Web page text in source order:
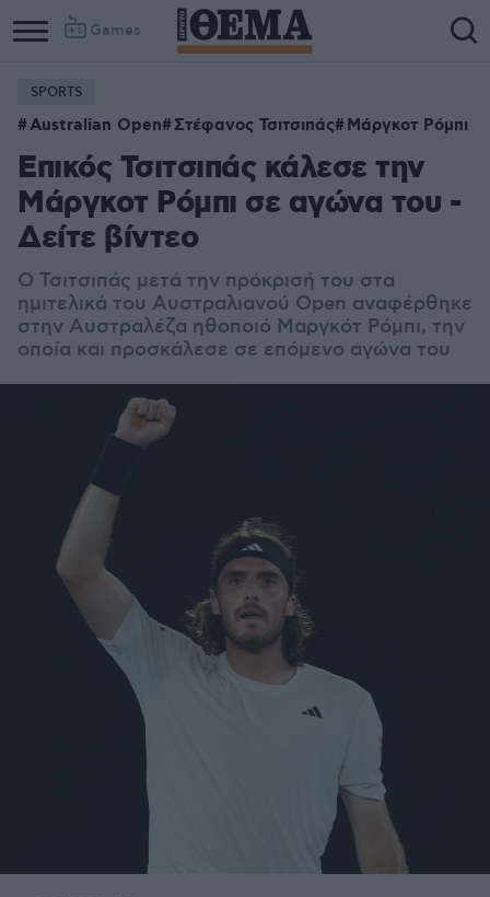
Games
SPORTS
Australian Open Στέφανος Τσιτσιπάς Μάργκοτ Ρόμπι
Επικός Τσιτσιπάς κάλεσε την
Μάργκοτ Ρόμπι σε αγώνα του -
Δείτε βίντεο
Ο Τσιτσιπάς μετά την πρόκρισή του στα
ημιτελικά του Αυστραλιανού Open αναφέρθηκε
στην Αυστραλέζα ηθοποιό Μαργκότ Ρόμπι, την
οποία και προσκάλεσε σε επόμενο αγώνα του